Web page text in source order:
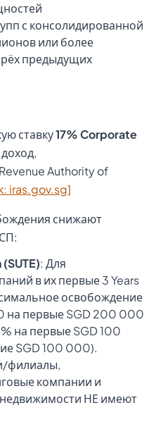
с консолидированной
или более
предыдущих
ставку17% Corporate
Authority of
iras.gov.sg]
снижают
: Для
в их первые 3 Years
освобождение
на первые SGD 200 000
на первые SGD 100
SGD 100 000).
филиалы,
компании и
НЕ имеют